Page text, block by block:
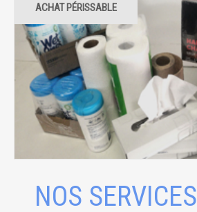
ACHAT PÉRISSABLE
NOS SERVICES